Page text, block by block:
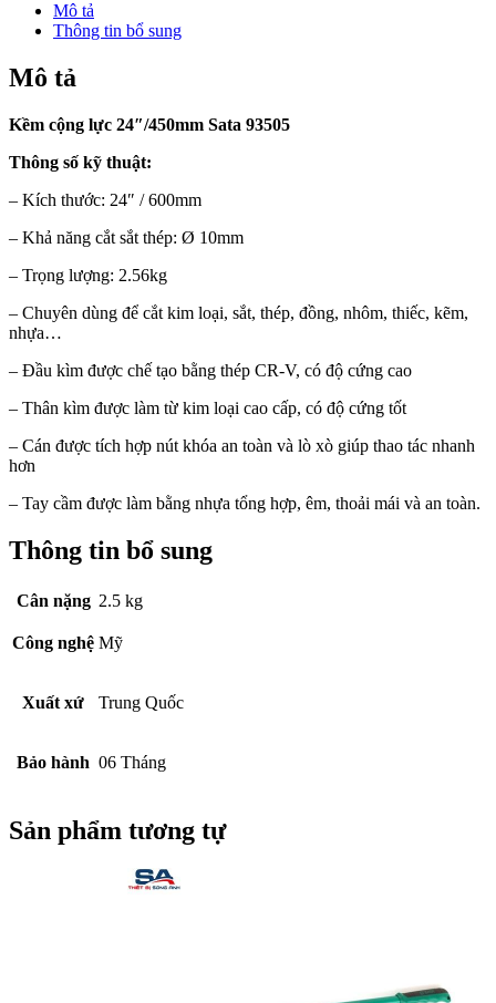
Mô tả
Thông tin bổ sung
Mô tả
Kềm cộng lực 24″/450mm Sata 93505
Thông số kỹ thuật:
– Kích thước: 24″ / 600mm
– Khả năng cắt sắt thép: Ø 10mm
– Trọng lượng: 2.56kg
– Chuyên dùng để cắt kim loại, sắt, thép, đồng, nhôm, thiếc, kẽm,
nhựa…
– Đầu kìm được chế tạo bằng thép CR-V, có độ cứng cao
– Thân kìm được làm từ kim loại cao cấp, có độ cứng tốt
– Cán được tích hợp nút khóa an toàn và lò xò giúp thao tác nhanh
hơn
– Tay cầm được làm bằng nhựa tổng hợp, êm, thoải mái và an toàn.
Thông tin bổ sung
Cân nặng 2.5 kg
Công nghệ Mỹ
Xuất xứ Trung Quốc
Bảo hành 06 Tháng
Sản phẩm tương tự